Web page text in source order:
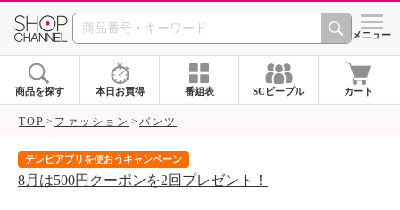
SHOP CHANNEL シメニュー
商品を探す 本日お買得 番組表 SCピープル カート
TOP ファッション パンツ
テレビアプリを使おうキャンペーン
8月は500円クーポンを2回プレゼント！